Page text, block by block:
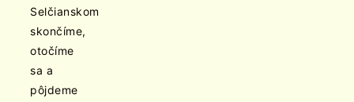
Selčianskom
skončíme,
otočíme
sa a
pôjdeme